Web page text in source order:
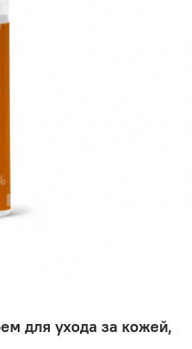
для ухода за кожей,